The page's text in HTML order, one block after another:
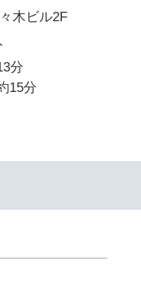
木ビル2F
分
15分